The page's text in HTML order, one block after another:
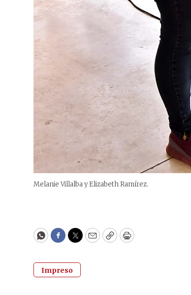
Melanie Villalba y Elizabeth Ramírez.
WhatsApp
Facebook
Twitter
EmailCopyPrint
Impreso